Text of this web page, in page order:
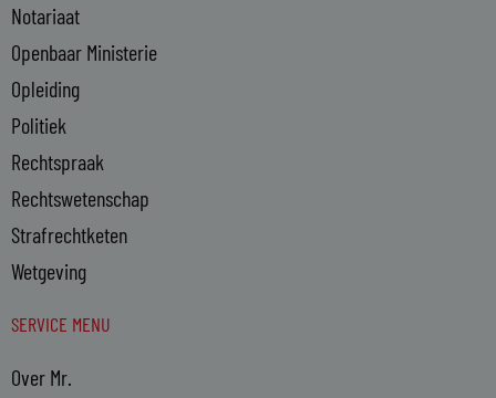
Notariaat
Openbaar Ministerie
Opleiding
Politiek
Rechtspraak
Rechtswetenschap
Strafrechtketen
Wetgeving
SERVICE MENU
Over Mr.